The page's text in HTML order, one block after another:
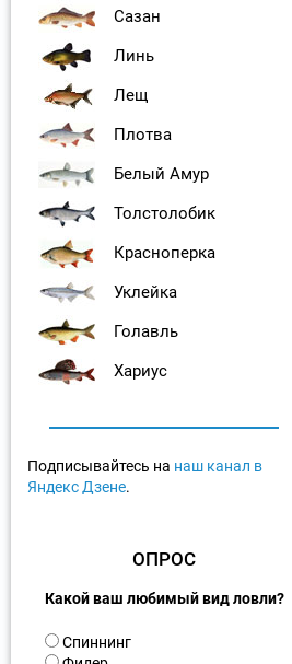
Сазан
Линь
Лещ
Плотва
Белый Амур
Толстолобик
Красноперка
Уклейка
Голавль
Хариус
Подписывайтесь на наш канал в
Яндекс Дзене.
ОПРОС
Какой ваш любимый вид ловли?
В Спиннинг